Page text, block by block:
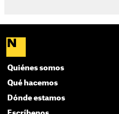
Quiénes somos
Qué hacemos
Dónde estamos